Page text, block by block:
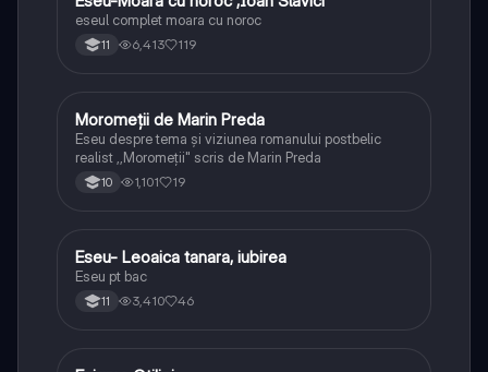
eseul complet moara cu noroc
11 6,413 119
Limba și literatura română
Moromeții de Marin Preda
Eseu despre tema și viziunea romanului postbelic
realist ,,Moromeții" scris de Marin Preda
10 1,101 19
Limba și literatura română
Eseu- Leoaica tanara, iubirea
Eseu pt bac
11 3,410 46